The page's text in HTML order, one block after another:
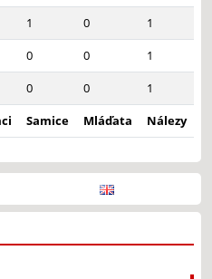
1 0
1
0 0
1
0 0
1
Samice Mláďata Nálezy